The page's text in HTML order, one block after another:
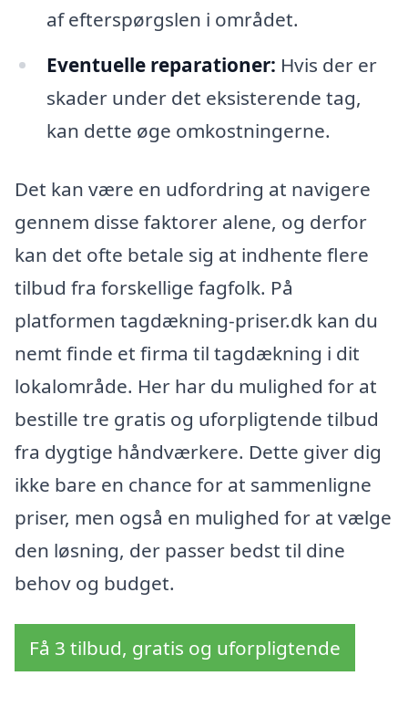
af efterspørgslen i området.
Eventuelle reparationer: Hvis der er
skader under det eksisterende tag,
kan dette øge omkostningerne.
Det kan være en udfordring at navigere
gennem disse faktorer alene, og derfor
kan det ofte betale sig at indhente flere
tilbud fra forskellige fagfolk. På
platformen tagdækning-priser.dk kan du
nemt finde et firma til tagdækning i dit
lokalområde. Her har du mulighed for at
bestille tre gratis og uforpligtende tilbud
fra dygtige håndværkere. Dette giver dig
ikke bare en chance for at sammenligne
priser, men også en mulighed for at vælge
den løsning, der passer bedst til dine
behov og budget.
Få 3 tilbud, gratis og uforpligtende